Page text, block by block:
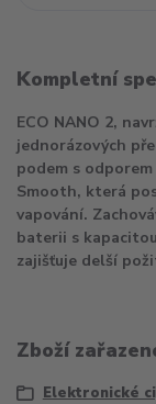
Kompletní
ECO NANO 2,
jednorázových
podem s
Smooth, která
vapování.
baterii s
zajišťuje delší
Zboží
Elektronické